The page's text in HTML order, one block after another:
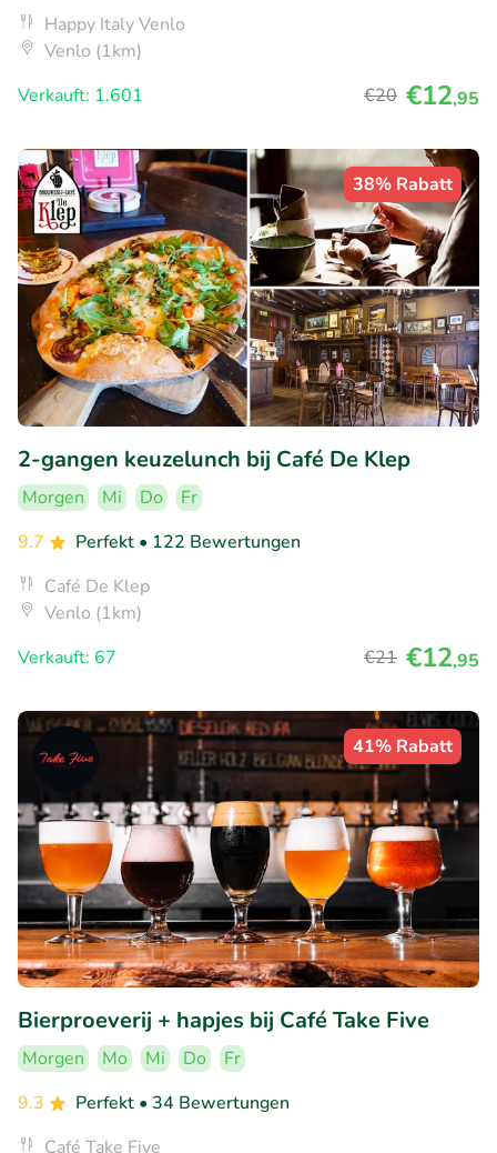
Happy Italy Venlo
Venlo (1km)
Verkauft: 1.601
€20 €12,95
38% Rabatt
2-gangen keuzelunch bij Café De Klep
Morgen Mi Do
Fr
9.7
Perfekt • 122 Bewertungen
Café De Klep
Venlo (1km)
Verkauft: 67
€21 €12,95
41% Rabatt
Bierproeverij + hapjes bij Café Take Five
Morgen Mo Mi Do
Fr
9.3
Perfekt • 34 Bewertungen
Café Take Five